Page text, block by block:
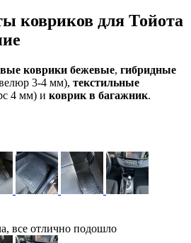
ковриков для Тойота
коврики бежевые, гибридные
3-4 мм), текстильные
4 мм) и коврик в багажник.
все отлично подошло